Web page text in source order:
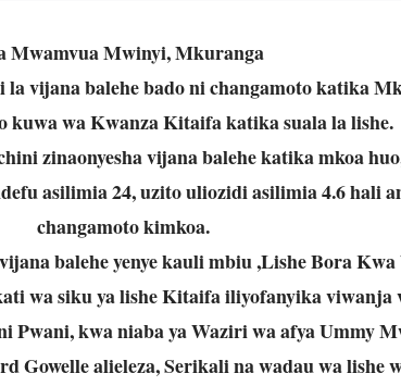
Mwamvua Mwinyi, Mkuranga
vijana balehe bado ni changamoto katika
kuwa wa Kwanza Kitaifa katika suala la lishe.
zinaonyesha vijana balehe katika mkoa
asilimia 24, uzito uliozidi asilimia 4.6 hali
changamoto kimkoa.
balehe yenye kauli mbiu ,Lishe Bora
wa siku ya lishe Kitaifa iliyofanyika viwanja
Pwani, kwa niaba ya Waziri wa afya Ummy
Gowelle alieleza, Serikali na wadau wa lishe